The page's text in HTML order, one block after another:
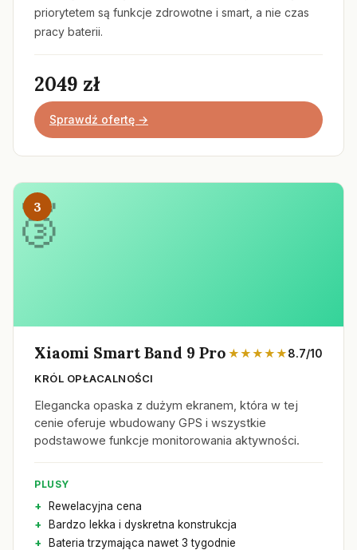
priorytetem są funkcje zdrowotne i smart, a nie czas
pracy baterii.
2049 zł
Sprawdź ofertę →
3
Xiaomi Smart Band 9 Pro ★★★★★8.7/10
KRÓL OPŁACALNOŚCI
Elegancka opaska z dużym ekranem, która w tej
cenie oferuje wbudowany GPS i wszystkie
podstawowe funkcje monitorowania aktywności.
PLUSY
Rewelacyjna cena
Bardzo lekka i dyskretna konstrukcja
Bateria trzymająca nawet 3 tygodnie